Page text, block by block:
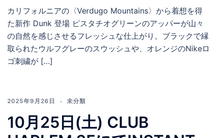
カリフォルニアの〈Verdugo Mountains〉から着想を得
た新作 Dunk 登場 ピスタチオグリーンのアッパーが山々
の自然を感じさせるフレッシュな仕上がり。ブラックで縁
取られたウルフグレーのスウッシュや、オレンジのNikeロ
ゴ刺繍が […]
2025年9月26日 未分類
10月25日(土) CLUB